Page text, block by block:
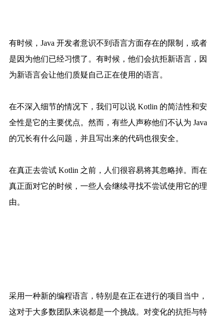
有时候，Java 开发者意识不到语言方面存在的限制，或者
是因为他们已经习惯了。有时候，他们会抗拒新语言，因
为新语言会让他们质疑自己正在使用的语言。
在不深入细节的情况下，我们可以说 Kotlin 的简洁性和安
全性是它的主要优点。然而，有些人声称他们不认为 Java
的冗长有什么问题，并且写出来的代码也很安全。
在真正去尝试 Kotlin 之前，人们很容易将其忽略掉。而在
真正面对它的时候，一些人会继续寻找不尝试使用它的理
由。
采用一种新的编程语言，特别是在正在进行的项目当中，
这对于大多数团队来说都是一个挑战。对变化的抗拒与特